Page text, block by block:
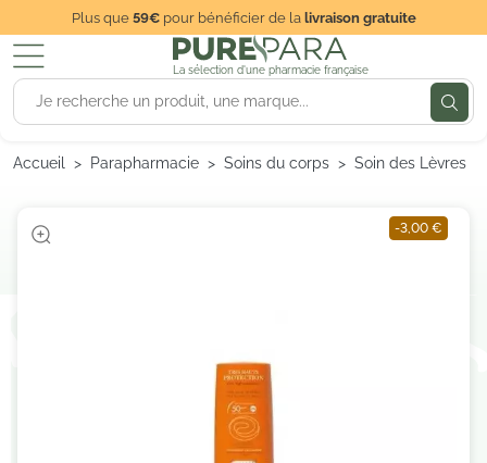
Plus que59€pour bénéficier de lalivraison gratuite
La sélection d'une pharmacie française
Accueil Parapharmacie Soins du corps Soin des Lèvres
-3,00 €